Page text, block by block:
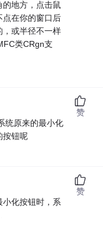
的地方，点击鼠
点在你的窗口后
，或半径不一样
类CRgn支
统原来的最小化
按钮呢
赞
小化按钮时，系
赞